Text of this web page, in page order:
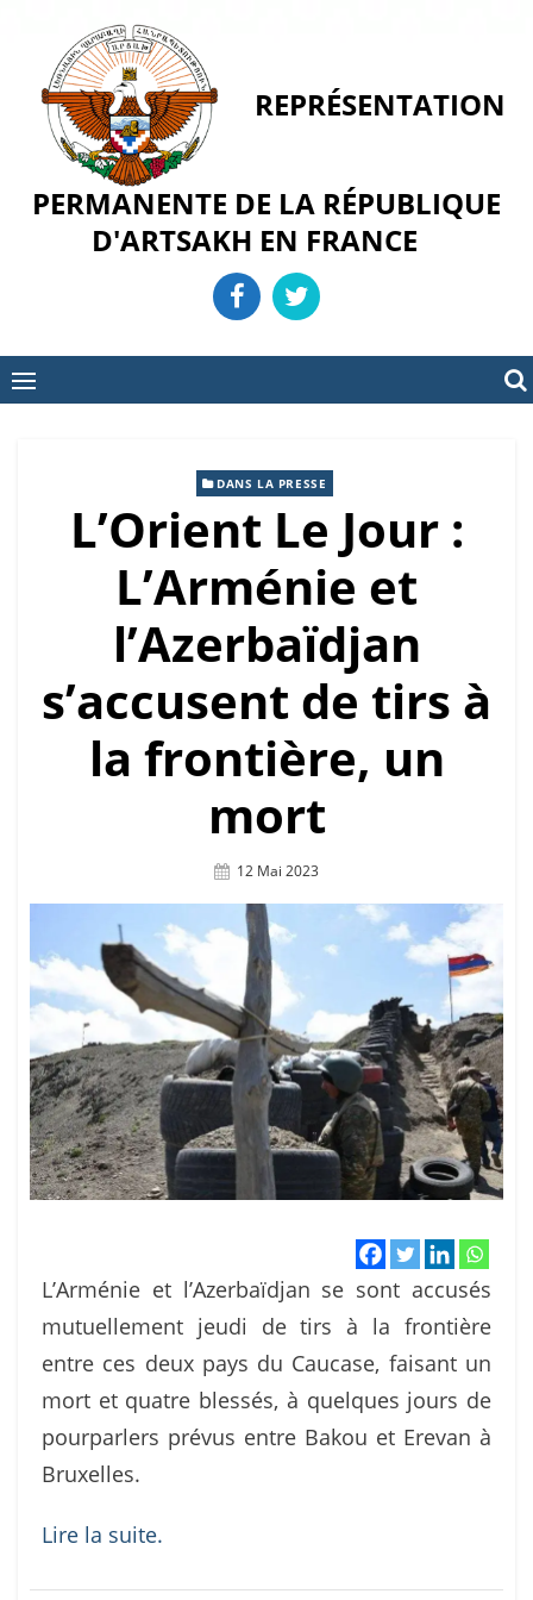
content
REPRÉSENTATION
PERMANENTE DE LA RÉPUBLIQUE
D'ARTSAKH EN FRANCE
DANS LA PRESSE
L’Orient Le Jour :
L’Arménie et
l’Azerbaïdjan
s’accusent de tirs à
la frontière, un
mort
Posted
12 Mai 2023
L’Arménie et l’Azerbaïdjan se sont accusés
mutuellement jeudi de tirs à la frontière
entre ces deux pays du Caucase, faisant un
mort et quatre blessés, à quelques jours de
pourparlers prévus entre Bakou et Erevan à
Bruxelles.
Lire la suite.